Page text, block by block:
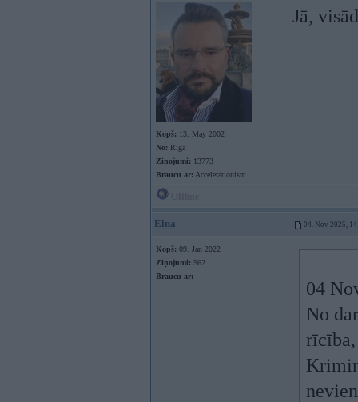
Kopš: 13. May 2002
No: Rīga
Ziņojumi: 13773
Braucu ar: Accelerationism
Jā,
Elna 04. Nov 2025,
Kopš: 09. Jan 2022
Ziņojumi: 562
Braucu ar:
04
No
rīcība,